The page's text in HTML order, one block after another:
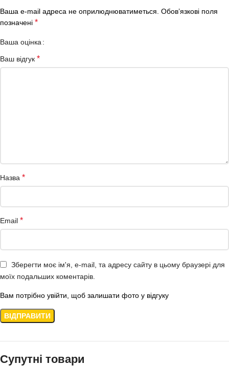
Ваша e-mail адреса не оприлюднюватиметься. Обов’язкові поля
позначені *
Ваша оцінка
Ваш відгук *
Назва *
Email *
Зберегти моє ім'я, e-mail, та адресу сайту в цьому браузері для
моїх подальших коментарів.
Вам потрібно увійти, щоб залишати фото у відгуку
Супутні товари